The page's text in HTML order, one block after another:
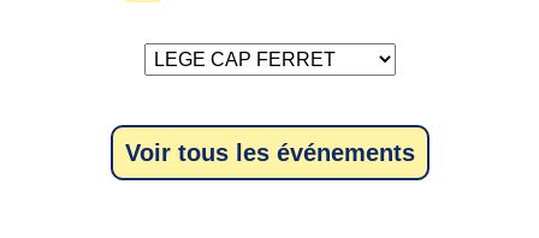
Voir tous les événements